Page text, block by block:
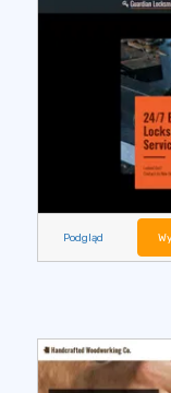
Podgląd